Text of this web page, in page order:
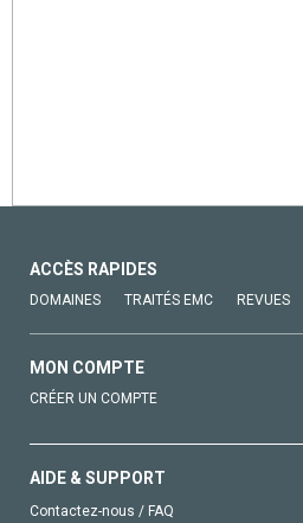
ACCÈS RAPIDES
DOMAINES TRAITÉS EMC REVUES
MON COMPTE
CRÉER UN COMPTE
AIDE & SUPPORT
Contactez-nous / FAQ